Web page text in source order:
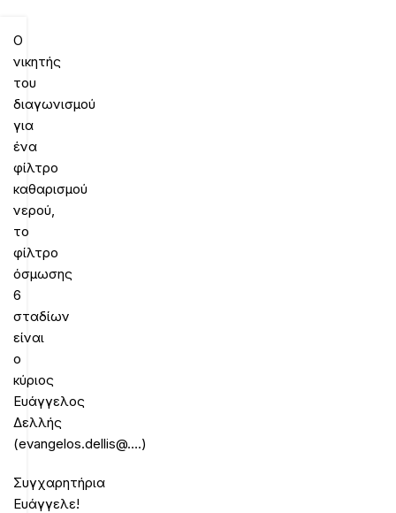
O
νικητής
του
διαγωνισμού
για
ένα
φίλτρο
καθαρισμού
νερού,
το
φίλτρο
όσμωσης
6
σταδίων
είναι
o
κύριος
Ευάγγελος
Δελλής
(evangelos.dellis@….)
Συγχαρητήρια
Ευάγγελε!